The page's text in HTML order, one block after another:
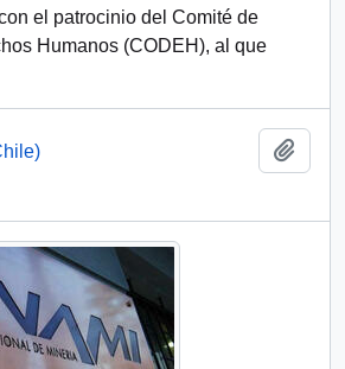
el patrocinio del Comité de
Humanos (CODEH), al que